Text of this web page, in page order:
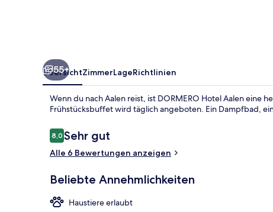
55+
ÜbersichtZimmerLageRichtlinien
Wenn du nach Aalen reist, ist DORMERO Hotel Aalen eine
Frühstücksbuffet wird täglich angeboten. Ein Dampfbad,
Bewertungen
8,08,0 von 10.
Sehr gut
Alle 6 Bewertungen anzeigen
Beliebte Annehmlichkeiten
Haustiere erlaubt